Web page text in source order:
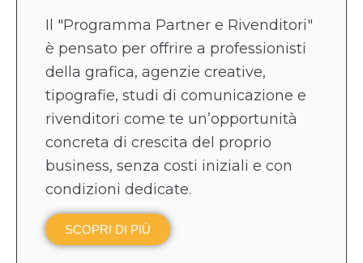
Il "Programma Partner e Rivenditori"
è pensato per offrire a professionisti
della grafica, agenzie creative,
tipografie, studi di comunicazione e
rivenditori come te un’opportunità
concreta di crescita del proprio
business, senza costi iniziali e con
condizioni dedicate.
SCOPRI DI PIÙ